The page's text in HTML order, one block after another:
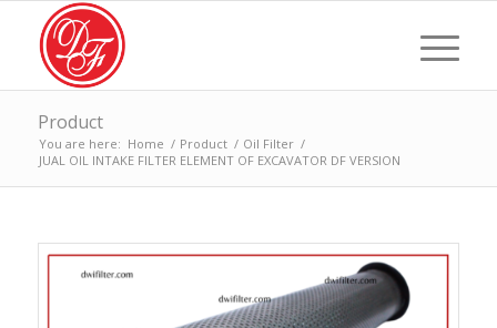
Product
You are here: Home / Product / Oil Filter /
JUAL OIL INTAKE FILTER ELEMENT OF EXCAVATOR DF VERSION